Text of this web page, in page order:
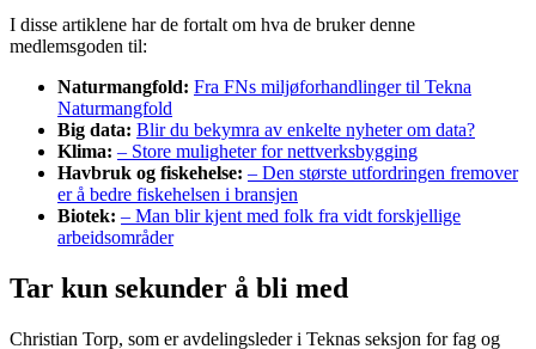
I disse artiklene har de fortalt om hva de bruker denne
medlemsgoden til:
Naturmangfold: Fra FNs miljøforhandlinger til Tekna
Naturmangfold
Big data: Blir du bekymra av enkelte nyheter om data?
Klima: – Store muligheter for nettverksbygging
Havbruk og fiskehelse: – Den største utfordringen fremover
er å bedre fiskehelsen i bransjen
Biotek: – Man blir kjent med folk fra vidt forskjellige
arbeidsområder
Tar kun sekunder å bli med
Christian Torp, som er avdelingsleder i Teknas seksjon for fag og